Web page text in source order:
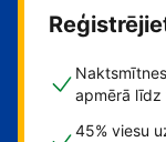
apmērā līdz
45% viesu